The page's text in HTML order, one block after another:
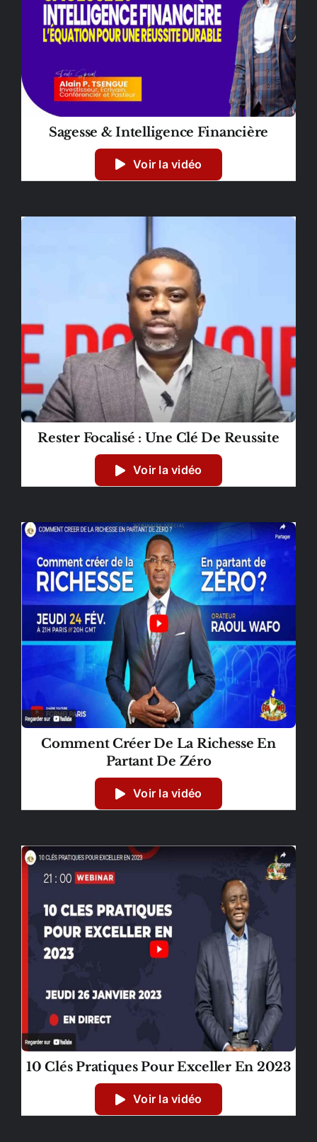
Sagesse & Intelligence Financière
Voir la vidéo
Rester Focalisé : Une Clé De Reussite
Voir la vidéo
Comment Créer De La Richesse En
Partant De Zéro
Voir la vidéo
10 Clés Pratiques Pour Exceller En 2023
Voir la vidéo